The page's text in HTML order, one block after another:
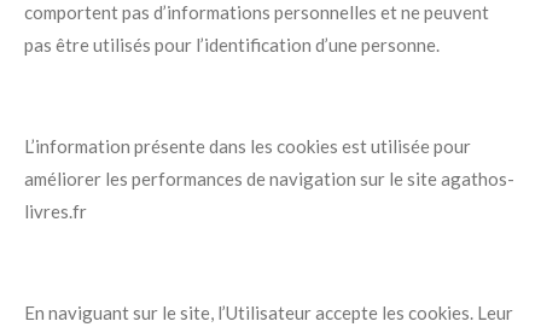
comportent pas d’informations personnelles et ne peuvent
pas être utilisés pour l’identification d’une personne.
L’information présente dans les cookies est utilisée pour
améliorer les performances de navigation sur le site agathos-
livres.fr
En naviguant sur le site, l’Utilisateur accepte les cookies. Leur